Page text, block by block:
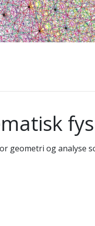
geometri og analyse